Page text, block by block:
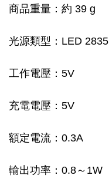
商品重量：約 39 g
光源類型：LED 2835
工作電壓：5V
充電電壓：5V
額定電流：0.3A
輸出功率：0.8～1W